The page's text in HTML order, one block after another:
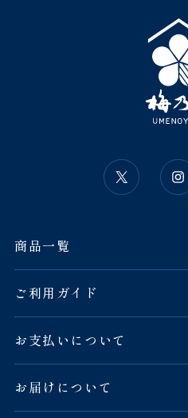
商品一覧
ご利用ガイド
お支払いについて
お届けについて